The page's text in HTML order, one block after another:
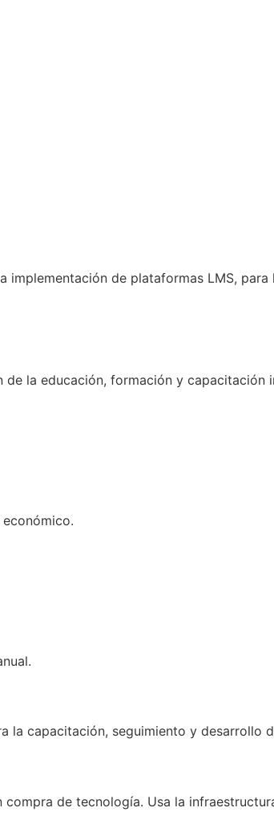
implementación de plataformas LMS,
la educación, formación y capacitación
la capacitación, seguimiento y desarrollo
de tecnología. Usa la